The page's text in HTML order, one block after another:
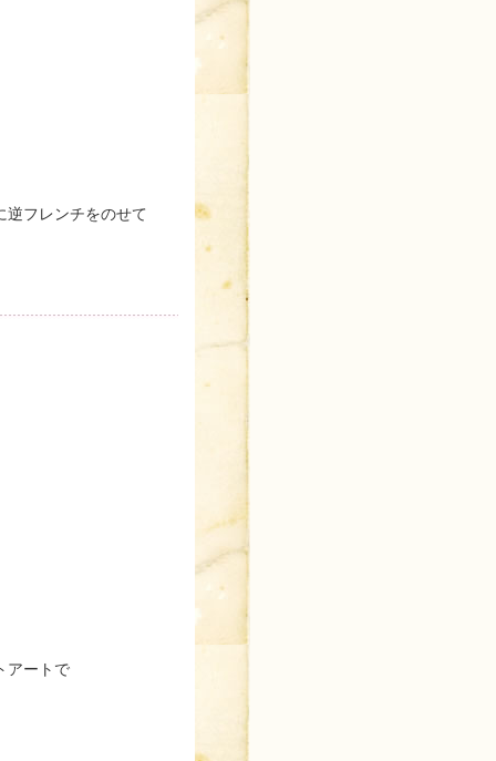
逆フレンチをのせて
アートで